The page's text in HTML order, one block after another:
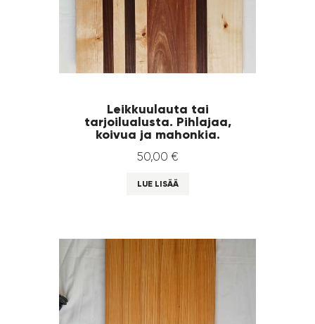
Leikkuulauta tai
tarjoilualusta. Pihlajaa,
koivua ja mahonkia.
50,00 €
LUE LISÄÄ